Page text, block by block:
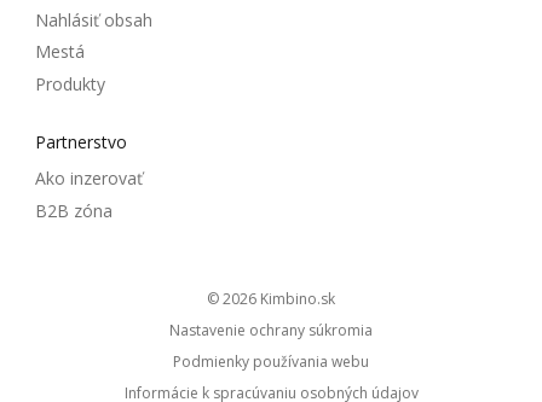
Nahlásiť obsah
Mestá
Produkty
Partnerstvo
Ako inzerovať
B2B zóna
© 2026
kimbino.sk
Nastavenie ochrany súkromia
Podmienky používania webu
Informácie k spracúvaniu osobných údajov